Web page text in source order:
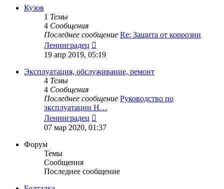
Кузов
1 Темы
4 Сообщения
Последнее сообщение Re: Защита от коррозии
Ленинградец
к
сообщению
19 апр 2019, 05:19
Эксплуатация, обслуживание, ремонт
4 Темы
4 Сообщения
Последнее сообщение Руководство по
эксплуатации H…
Ленинградец
к
07 мар 2020, 01:37
Форум
Темы
Сообщения
Последнее сообщение